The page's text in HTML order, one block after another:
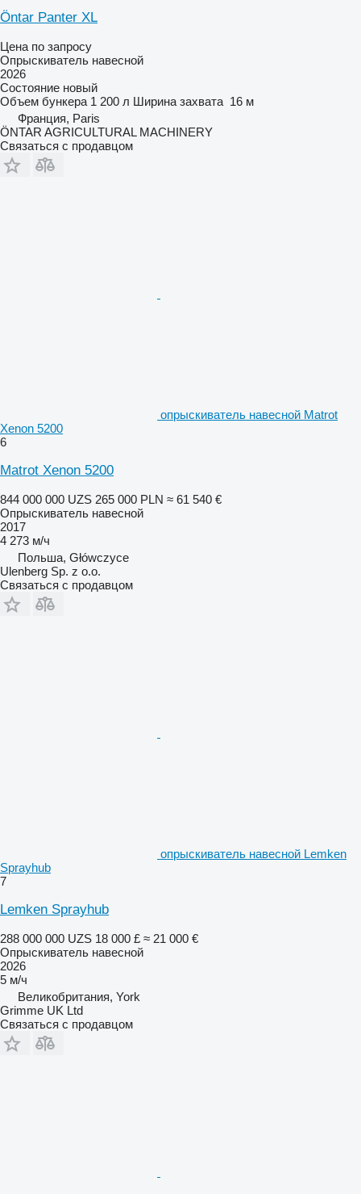
Öntar Panter XL
Цена по запросу
Опрыскиватель навесной
2026
Состояние новый
Объем бункера 1 200 л Ширина захвата 16 м
Франция, Paris
ÖNTAR AGRICULTURAL MACHINERY
Связаться с продавцом
опрыскиватель навесной Matrot
Xenon 5200
6
Matrot Xenon 5200
844 000 000 UZS 265 000 PLN ≈ 61 540 €
Опрыскиватель навесной
2017
4 273 м/ч
Польша, Główczyce
Ulenberg Sp. z o.o.
Связаться с продавцом
опрыскиватель навесной Lemken
Sprayhub
7
Lemken Sprayhub
288 000 000 UZS 18 000 £ ≈ 21 000 €
Опрыскиватель навесной
2026
5 м/ч
Великобритания, York
Grimme UK Ltd
Связаться с продавцом